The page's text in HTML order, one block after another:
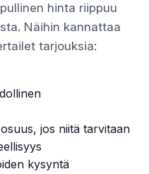
hinta riippuu
Näihin kannattaa
tarjouksia:
jos niitä tarvitaan
kysyntä